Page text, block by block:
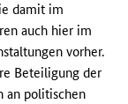
damit im
auch hier im
vorher.
Beteiligung der
an politischen